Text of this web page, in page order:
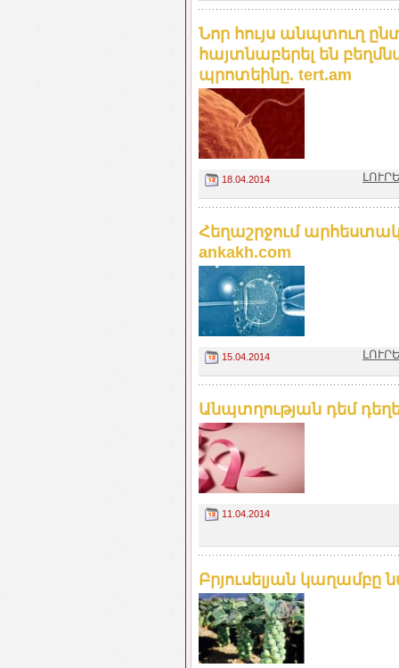
Նոր հույս անպտուղ
հայտնաբերել են
պրոտեինը. tert.am
18.04.2014
Հեղաշրջում
ankakh.com
15.04.2014
Անպտղության դեմ
11.04.2014
Բրյուսելյան կաղամբը